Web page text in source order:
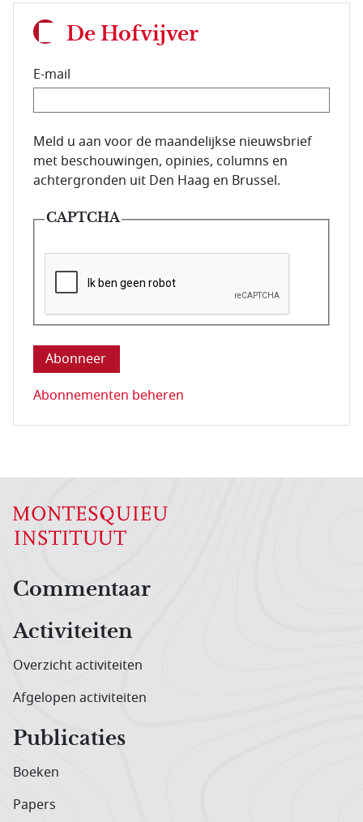
De Hofvijver
E-mail
E-mailadres van de abonnee.
Meld u aan voor de maandelijkse nieuwsbrief
met beschouwingen, opinies, columns en
achtergronden uit Den Haag en Brussel.
CAPTCHA
Deze vraag is om te controleren dat u een mens
Abonnementen beheren
Hoofdnavigatiemenu
Commentaar
Activiteiten
Overzicht activiteiten
Afgelopen activiteiten
Publicaties
Boeken
Papers